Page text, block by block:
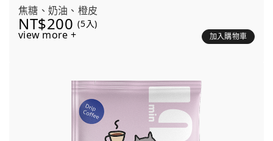
焦糖、奶油、橙皮
NT$200 (5入)
view more + 加入購物車